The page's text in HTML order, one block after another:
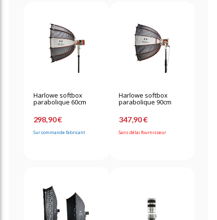
Harlowe softbox
parabolique 60cm
298,90 €
Sur commande fabricant
Harlowe softbox
parabolique 90cm
347,90 €
Sans délai fournisseur